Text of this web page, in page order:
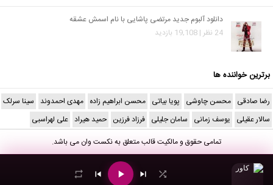
دانلود آلبوم جدید مرتضی پاشایی با نام اسمش عشقه
24 نظر | 19,108 بازدید
برترین خواننده ها
رضا صادقی محسن چاوشی پویا بیاتی محسن ابراهیم زاده مهدی احمدوند سینا سرلک
سالار عقیلی یوسف زمانی سامان جلیلی فرزاد فرزین حمید هیراد علی لهراسبی
تمامی حقوق و مالکیت قالب متعلق بهنکست وانمی باشد.